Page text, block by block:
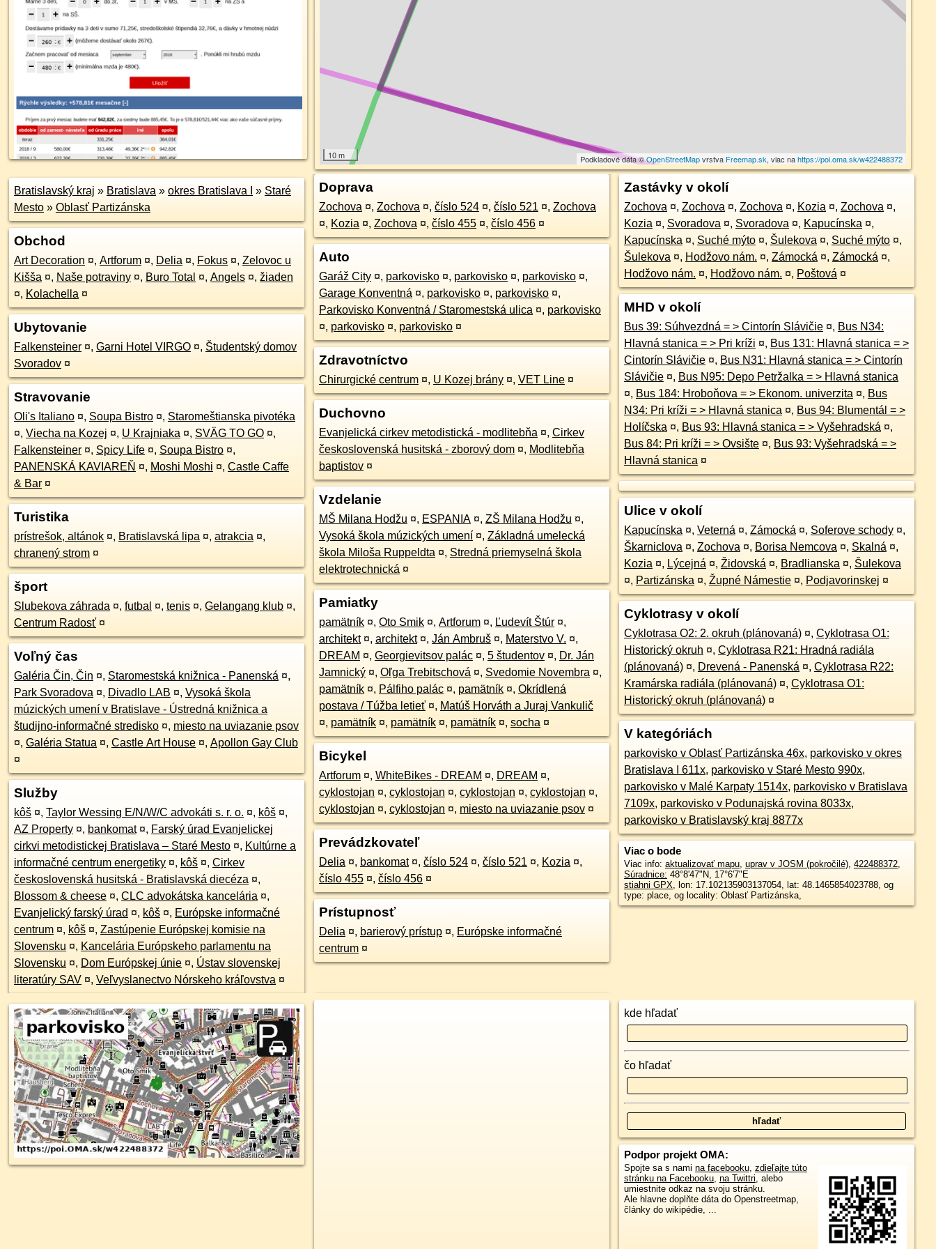
10 m Podkladové dáta ©OpenStreetMapvrstva Freemap.sk, viac nahttps://poi.oma.sk/w422488372
Bratislavský kraj » Bratislava » okres Bratislava I » Staré
Mesto » Oblasť Partizánska
Obchod
Art Decoration ¤, Artforum ¤, Delia ¤, Fokus ¤, Zelovoc u
Kišša ¤, Naše potraviny ¤, Buro Total ¤, Angels ¤, žiaden
¤, Kolachella ¤
Ubytovanie
Falkensteiner ¤, Garni Hotel VIRGO ¤, Študentský domov
Svoradov ¤
Stravovanie
Oli's Italiano ¤, Soupa Bistro ¤, Staromeštianska pivotéka
¤, Viecha na Kozej ¤, U Krajniaka ¤, SVÄG TO GO ¤,
Falkensteiner ¤, Spicy Life ¤, Soupa Bistro ¤,
PANENSKÁ KAVIAREŇ ¤, Moshi Moshi ¤, Castle Caffe
& Bar ¤
Turistika
prístrešok, altánok ¤, Bratislavská lipa ¤, atrakcia ¤,
chranený strom ¤
šport
Slubekova záhrada ¤, futbal ¤, tenis ¤, Gelangang klub ¤,
Centrum Radosť ¤
Voľný čas
Galéria Čin, Čin ¤, Staromestská knižnica - Panenská ¤,
Park Svoradova ¤, Divadlo LAB ¤, Vysoká škola
múzických umení v Bratislave - Ústredná knižnica a
študijno-informačné stredisko ¤, miesto na uviazanie psov
¤, Galéria Statua ¤, Castle Art House ¤, Apollon Gay Club
¤
Služby
kôš ¤, Taylor Wessing E/N/W/C advokáti s. r. o. ¤, kôš ¤,
AZ Property ¤, bankomat ¤, Farský úrad Evanjelickej
cirkvi metodistickej Bratislava – Staré Mesto ¤, Kultúrne a
informačné centrum energetiky ¤, kôš ¤, Cirkev
československá husitská - Bratislavská diecéza ¤,
Blossom & cheese ¤, CLC advokátska kancelária ¤,
Evanjelický farský úrad ¤, kôš ¤, Európske informačné
centrum ¤, kôš ¤, Zastúpenie Európskej komisie na
Slovensku ¤, Kancelária Európskeho parlamentu na
Slovensku ¤, Dom Európskej únie ¤, Ústav slovenskej
literatúry SAV ¤, Veľvyslanectvo Nórskeho kráľovstva ¤
Doprava
Zochova ¤, Zochova ¤, číslo 524 ¤, číslo 521 ¤, Zochova
¤, Kozia ¤, Zochova ¤, číslo 455 ¤, číslo 456 ¤
Auto
Garáž City ¤, parkovisko ¤, parkovisko ¤, parkovisko ¤,
Garage Konventná ¤, parkovisko ¤, parkovisko ¤,
Parkovisko Konventná / Staromestská ulica ¤, parkovisko
¤, parkovisko ¤, parkovisko ¤
Zdravotníctvo
Chirurgické centrum ¤, U Kozej brány ¤, VET Line ¤
Duchovno
Evanjelická cirkev metodistická - modlitebňa ¤, Cirkev
československá husitská - zborový dom ¤, Modlitebňa
baptistov ¤
Vzdelanie
MŠ Milana Hodžu ¤, ESPANIA ¤, ZŠ Milana Hodžu ¤,
Vysoká škola múzických umení ¤, Základná umelecká
škola Miloša Ruppeldta ¤, Stredná priemyselná škola
elektrotechnická ¤
Pamiatky
pamätník ¤, Oto Smik ¤, Artforum ¤, Ľudevít Štúr ¤,
architekt ¤, architekt ¤, Ján Ambruš ¤, Materstvo V. ¤,
DREAM ¤, Georgievitsov palác ¤, 5 študentov ¤, Dr. Ján
Jamnický ¤, Oľga Trebitschová ¤, Svedomie Novembra ¤,
pamätník ¤, Pálfiho palác ¤, pamätník ¤, Okrídlená
postava / Túžba letieť ¤, Matúš Horváth a Juraj Vankulič
¤, pamätník ¤, pamätník ¤, pamätník ¤, socha ¤
Bicykel
Artforum ¤, WhiteBikes - DREAM ¤, DREAM ¤,
cyklostojan ¤, cyklostojan ¤, cyklostojan ¤, cyklostojan ¤,
cyklostojan ¤, cyklostojan ¤, miesto na uviazanie psov ¤
Prevádzkovateľ
Delia ¤, bankomat ¤, číslo 524 ¤, číslo 521 ¤, Kozia ¤,
číslo 455 ¤, číslo 456 ¤
Prístupnosť
Delia ¤, barierový prístup ¤, Európske informačné
centrum ¤
Zastávky v okolí
Zochova ¤, Zochova ¤, Zochova ¤, Kozia ¤, Zochova ¤,
Kozia ¤, Svoradova ¤, Svoradova ¤, Kapucínska ¤,
Kapucínska ¤, Suché mýto ¤, Šulekova ¤, Suché mýto ¤,
Šulekova ¤, Hodžovo nám. ¤, Zámocká ¤, Zámocká ¤,
Hodžovo nám. ¤, Hodžovo nám. ¤, Poštová ¤
MHD v okolí
Bus 39: Súhvezdná = > Cintorín Slávičie ¤, Bus N34:
Hlavná stanica = > Pri kríži ¤, Bus 131: Hlavná stanica = >
Cintorín Slávičie ¤, Bus N31: Hlavná stanica = > Cintorín
Slávičie ¤,
Bus N95: Depo Petržalka = > Hlavná stanica
¤, Bus 184: Hroboňova = > Ekonom. univerzita ¤, Bus
N34: Pri kríži = > Hlavná stanica ¤, Bus 94: Blumentál = >
Holíčska ¤, Bus 93: Hlavná stanica = > Vyšehradská ¤,
Bus 84: Pri kríži = > Ovsište ¤, Bus 93: Vyšehradská = >
Hlavná stanica ¤
Ulice v okolí
Kapucínska ¤, Veterná ¤, Zámocká ¤, Soferove schody ¤,
Škarniclova ¤, Zochova ¤, Borisa Nemcova ¤, Skalná ¤,
Kozia ¤, Lýcejná ¤, Židovská ¤, Bradlianska ¤, Šulekova
¤, Partizánska ¤, Župné Námestie ¤, Podjavorinskej ¤
Cyklotrasy v okolí
Cyklotrasa O2: 2. okruh (plánovaná) ¤, Cyklotrasa O1:
Historický okruh ¤, Cyklotrasa R21: Hradná radiála
(plánovaná) ¤, Drevená - Panenská ¤, Cyklotrasa R22:
Kramárska radiála (plánovaná) ¤, Cyklotrasa O1:
Historický okruh (plánovaná) ¤
V kategóriách
parkovisko v Oblasť Partizánska 46x, parkovisko v okres
Bratislava I 611x, parkovisko v Staré Mesto 990x,
parkovisko v Malé Karpaty 1514x, parkovisko v Bratislava
7109x, parkovisko v Podunajská rovina 8033x,
parkovisko v Bratislavský kraj 8877x
Viac o bode
Viac info: aktualizovať mapu, uprav v JOSM (pokročilé), 422488372,
Súradnice: 48°8'47"N, 17°6'7"E
stiahni GPX, lon: 17.102135903137054, lat: 48.1465854023788, og
type: place, og locality: Oblasť Partizánska,
kde hľadať
čo hľadať
Podpor projekt OMA:
Spojte sa s nami na facebooku, zdieľajte túto
stránku na Facebooku, na Twittri, alebo
umiestnite odkaz na svoju stránku.
Ale hlavne doplňte dáta do Openstreetmap,
články do wikipédie, ...